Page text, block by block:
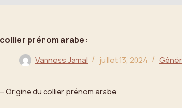
collier prénom arabe:
Vanness Jamal
juillet 13, 2024
– Origine du collier prénom arabe